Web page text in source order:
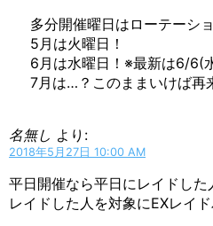
多分開催曜日はローテーシ
5月は火曜日！
6月は水曜日！※最新は6/6(
7月は…？このままいけば再
名無し より:
2018年5月27日 10:00 AM
平日開催なら平日にレイドし
レイドした人を対象にEXレイ